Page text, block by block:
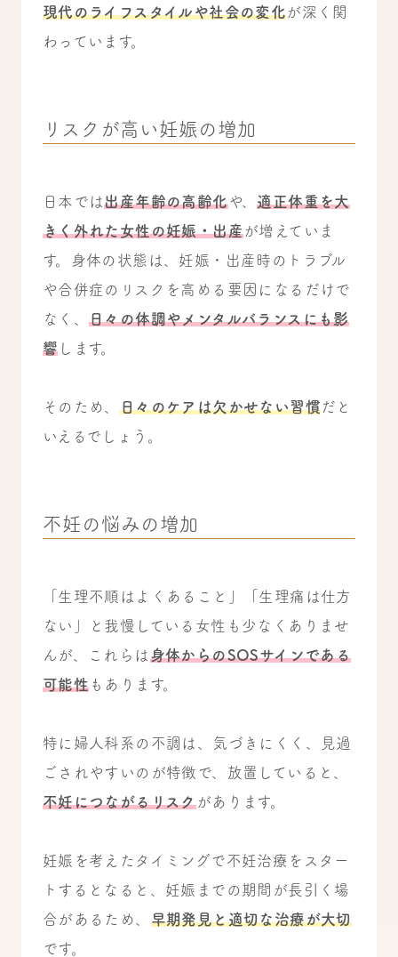
現代のライフスタイルや社会の変化が深く関
わっています。
リスクが高い妊娠の増加
日本では出産年齢の高齢化や、適正体重を大
きく外れた女性の妊娠・出産が増えていま
す。身体の状態は、妊娠・出産時のトラブル
や合併症のリスクを高める要因になるだけで
なく、 日々の体調やメンタルバランスにも影
響 します。
そのため、 日々のケアは欠かせない習慣だと
いえるでしょう。
不妊の悩みの増加
「生理不順はよくあること」「生理痛は仕方
ない」と我慢している女性も少なくありませ
んが、これらは身体からのSOSサインである
可能性もあります。
特に婦人科系の不調は、気づきにくく、見過
ごされやすいのが特徴で、放置していると、
不妊につながるリスクがあります。
妊娠を考えたタイミングで不妊治療をスター
トするとなると、妊娠までの期間が長引く場
合があるため、 早期発見と適切な治療が大切
です。